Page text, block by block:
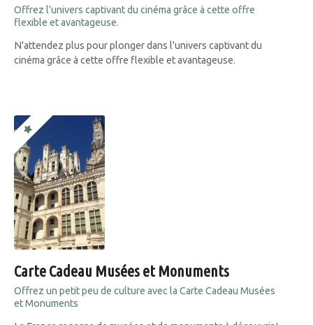
Offrez l’univers captivant du cinéma grâce à cette offre
flexible et avantageuse.
N'attendez plus pour plonger dans l'univers captivant du
cinéma grâce à cette offre flexible et avantageuse.
Carte Cadeau Musées et Monuments
Offrez un petit peu de culture avec la Carte Cadeau Musées
et Monuments